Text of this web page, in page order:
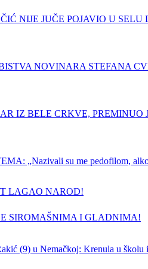
NIJE JUČE POJAVIO U
NOVINARA STEFANA
IZ BELE CRKVE,
„Nazivali su me pedofilom,
LAGAO NAROD!
SIROMAŠNIMA I GLADNIMA!
(9) u Nemačkoj: Krenula u školu